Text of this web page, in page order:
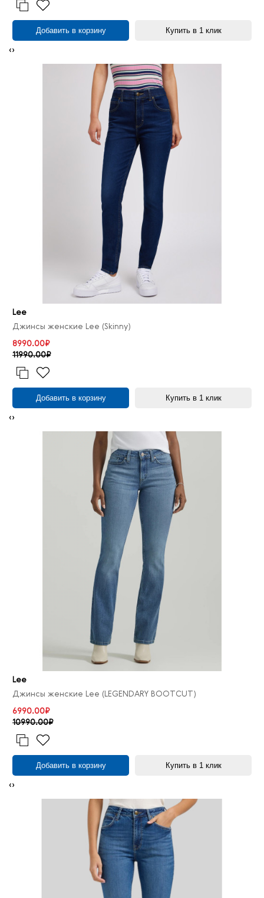
Добавить в корзину Купить в 1 клик
‹›
Lee
Джинсы женские Lee (Skinny)
8990.00₽
11990.00₽
Добавить в корзину Купить в 1 клик
‹›
Lee
Джинсы женские Lee (LEGENDARY BOOTCUT)
6990.00₽
10990.00₽
Добавить в корзину Купить в 1 клик
‹›